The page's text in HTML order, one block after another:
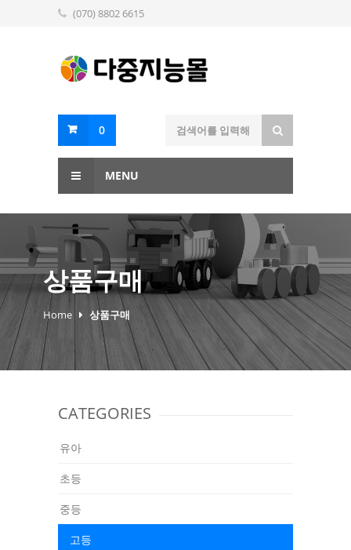
(070) 8802 6615
0
MENU
상품구매
Home 상품구매
CATEGORIES
유아
초등
중등
고등